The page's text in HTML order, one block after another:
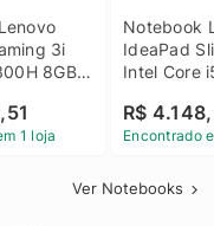
3i
8GB
15.6
Preto
1 loja
Notebook
IdeaPad
Intel Core
SSD Win
R$
Encontrado
Ver Notebooks